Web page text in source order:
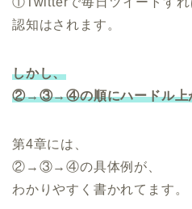
認知はされます。
しかし、
②→③→④の順にハードル上
第4章には、
②→③→④の具体例が、
わかりやすく書かれてます。